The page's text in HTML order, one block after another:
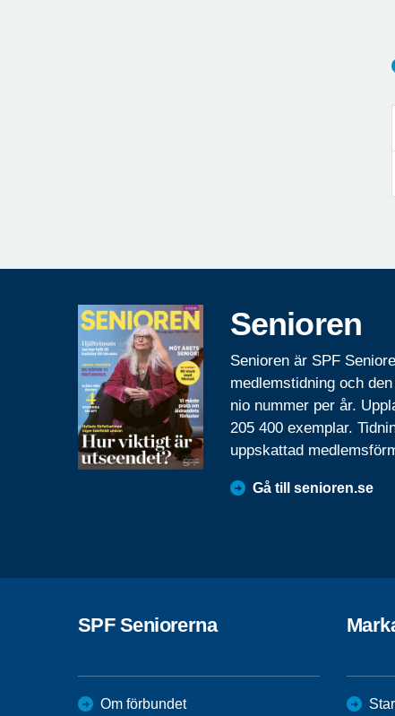
Senioren
Senioren är SPF
medlemstidning och
nio nummer per år.
205 400 exemplar.
uppskattad
Gå till senioren.se
SPF Seniorerna
Om förbundet